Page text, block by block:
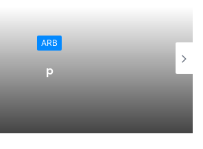
y la zona de acampada de Ocón
de toda La Rioja e, incluso,
Navarra, País Vasco, Comunidad
ARB
p